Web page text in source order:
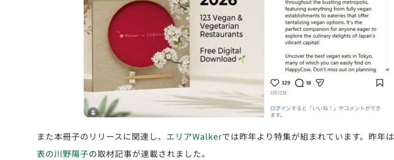
また本冊子のリリースに関連し、 エリアWalkerでは昨年より特集が組まれています。昨年は
表の川野陽子の取材記事が連載されました。